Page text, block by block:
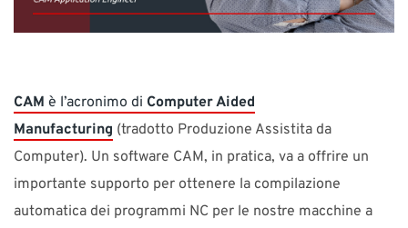
CAM è l’acronimo di Computer Aided
Manufacturing (tradotto Produzione Assistita da
Computer). Un software CAM, in pratica, va a offrire un
importante supporto per ottenere la compilazione
automatica dei programmi NC per le nostre macchine a